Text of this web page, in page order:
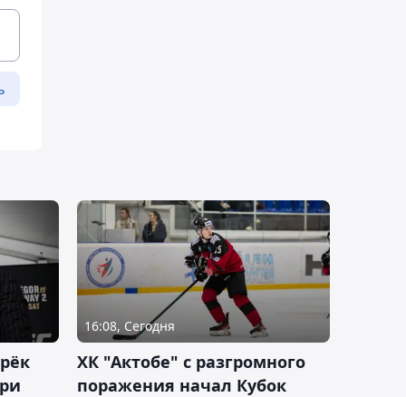
16:08, Сегодня
ХК "Актобе" с разгромного
поражения начал Кубок